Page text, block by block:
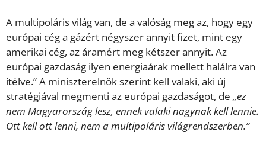
A multipoláris világ van, de a valóság meg az, hogy egy
európai cég a gázért négyszer annyit fizet, mint egy
amerikai cég, az áramért meg kétszer annyit. Az
európai gazdaság ilyen energiaárak mellett halálra van
ítélve.” A miniszterelnök szerint kell valaki, aki új
stratégiával megmenti az európai gazdaságot, de „ez
nem Magyarország lesz, ennek valaki nagynak kell lennie.
Ott kell ott lenni, nem a multipoláris világrendszerben.”